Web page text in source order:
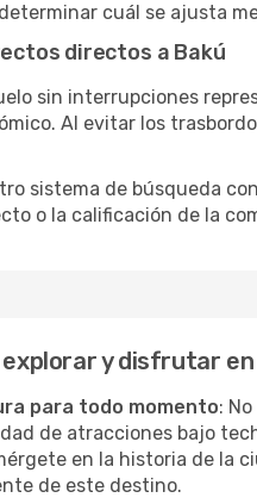
cuál se ajusta
directos a Bakú
sin interrupciones
Al evitar los
sistema de búsqueda
o la calificación de la
explorar y disfrutar
para todo momento:
de atracciones bajo
en la historia de la
de este destino.